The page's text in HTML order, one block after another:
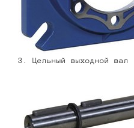
3. Цельный выходной вал